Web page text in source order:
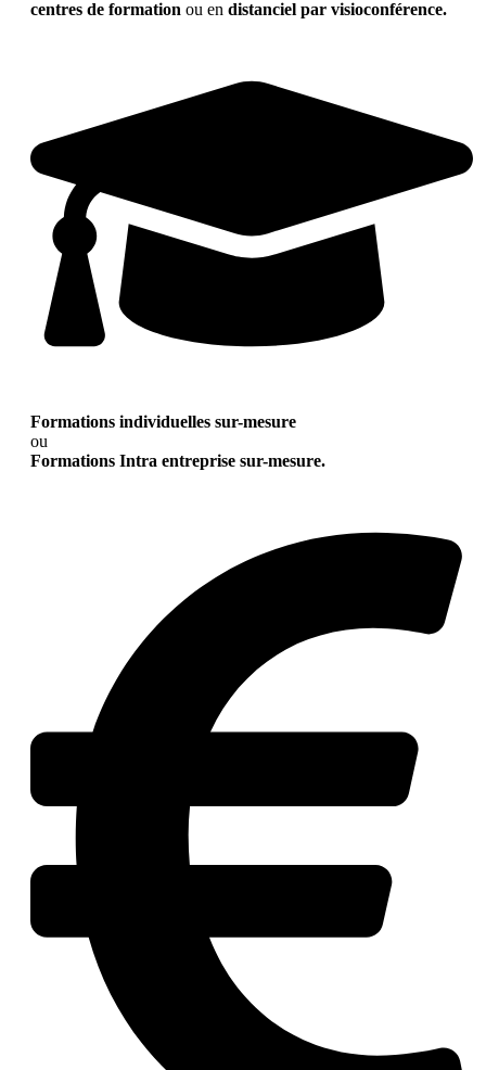
centres de formation ou en distanciel par visioconférence.
Formations individuelles sur-mesure
ou
Formations Intra entreprise sur-mesure.